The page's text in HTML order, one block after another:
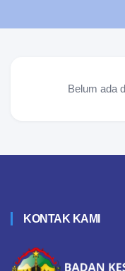
Belum ada
KONTAK KAMI